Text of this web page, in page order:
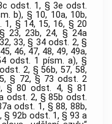
odst. 1, § 3e odst.
b), § 10, 10a, 10b,
1, § 14, 15, 16, § 20
23, 23b, 24, § 24a
33, § 34 odst. 2, §
46, 47, 48, 49, 49a,
odst. 1 písm. a), §
2, § 56b, 57, 58,
§ 72, § 73 odst. 2
§ 80 odst. 4, § 81
odst. 2, § 85b odst.
odst. 1, § 88, 88b,
§ 92b odst. 1, § 93 a